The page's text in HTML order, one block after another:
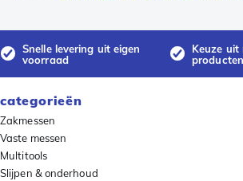
Snelle levering uit eigen
voorraad
Keuze uit
producten
categorieën
Zakmessen
Vaste messen
Multitools
Slijpen & onderhoud